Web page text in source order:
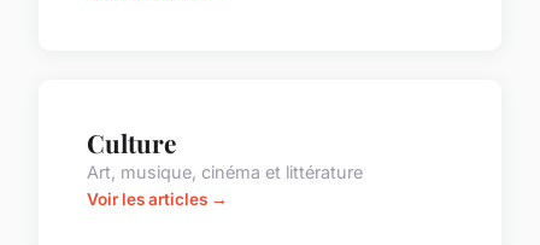
Culture
Art, musique, cinéma et littérature
Voir les articles →